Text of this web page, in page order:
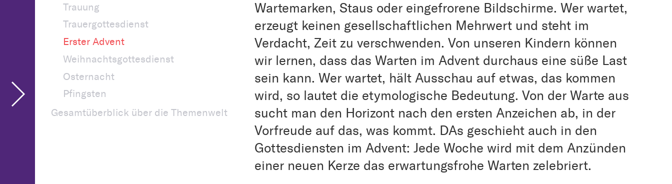
Trauung
Trauergottesdienst
Erster Advent
Weihnachtsgottesdienst
Osternacht
Pfingsten
Gesamtüberblick über die Themenwelt
Wartemarken, Staus oder eingefrorene Bildschirme. Wer wartet,
erzeugt keinen gesellschaftlichen Mehrwert und steht im
Verdacht, Zeit zu verschwenden. Von unseren Kindern können
wir lernen, dass das Warten im Advent durchaus eine süße Last
sein kann. Wer wartet, hält Ausschau auf etwas, das kommen
wird, so lautet die etymologische Bedeutung. Von der Warte aus
sucht man den Horizont nach den ersten Anzeichen ab, in der
Vorfreude auf das, was kommt. DAs geschieht auch in den
Gottesdiensten im Advent: Jede Woche wird mit dem Anzünden
einer neuen Kerze das erwartungsfrohe Warten zelebriert.